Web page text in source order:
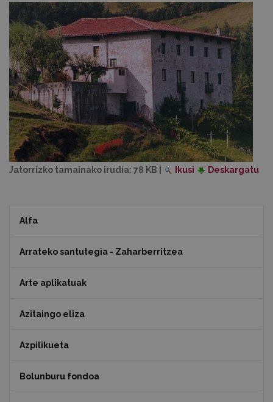
Jatorrizko tamainako irudia: 78 KB Ikusi Deskargatu
Alfa
Arrateko santutegia - Zaharberritzea
Arte aplikatuak
Azitaingo eliza
Azpilikueta
Bolunburu fondoa